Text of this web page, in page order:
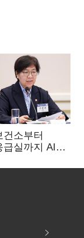
건소부터
급실까지 AI
신 본격화